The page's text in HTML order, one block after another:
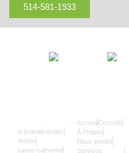
514-581-1933
la prairie candiac
delson
sainte-catherine
AccueilConseils
À Propos
Nous joindre
Services